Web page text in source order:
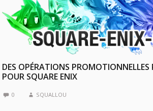
DES OPÉRATIONS PROMOTIONNELLES
POUR SQUARE ENIX
0 SQUALLOU